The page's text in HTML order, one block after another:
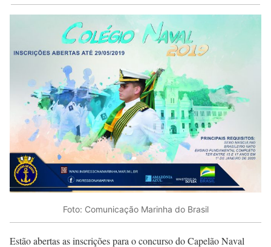
Foto: Comunicação Marinha do Brasil
Estão abertas as inscrições para o concurso do Capelão Naval